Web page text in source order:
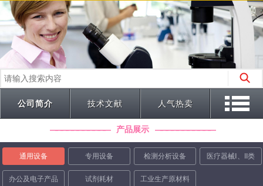
公司简介 技术文献 人气热卖
产品展示
通用设备 专用设备 检测分析设备 医疗器械Ⅰ、II类
办公及电子产品 试剂耗材 工业生产原材料